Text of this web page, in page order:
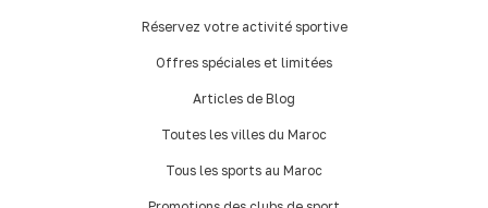
Réservez votre activité sportive
Offres spéciales et limitées
Articles de Blog
Toutes les villes du Maroc
Tous les sports au Maroc